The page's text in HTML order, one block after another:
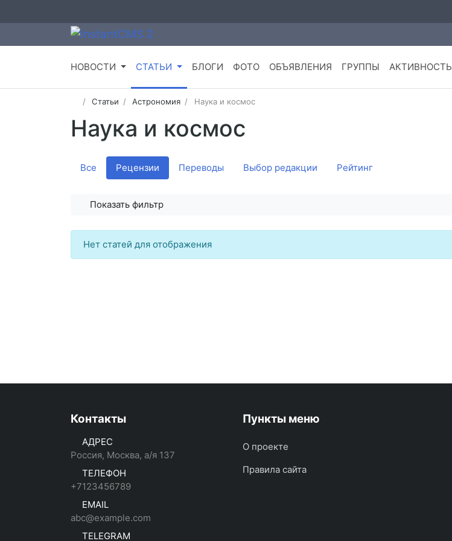
НОВОСТИ СТАТЬИ БЛОГИ ФОТО ОБЪЯВЛЕНИЯ ГРУППЫ АКТИВНОСТЬ
Статьи Астрономия Наука и космос
Наука и космос
Все Рецензии Переводы Выбор редакции Рейтинг
Показать фильтр
Нет статей для отображения
Контакты
АДРЕС
Россия, Москва, а/я 137
ТЕЛЕФОН
+7123456789
EMAIL
abc@example.com
TELEGRAM
Пункты меню
О проекте
Правила сайта